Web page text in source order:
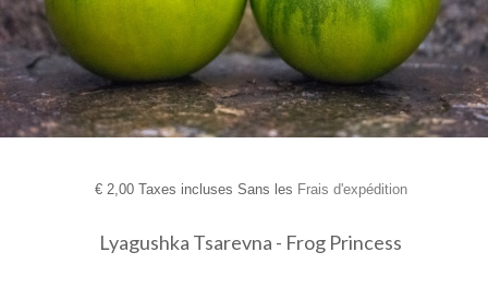
€2,00 Taxes incluses Sans les Frais d'expédition
Lyagushka Tsarevna - Frog Princess